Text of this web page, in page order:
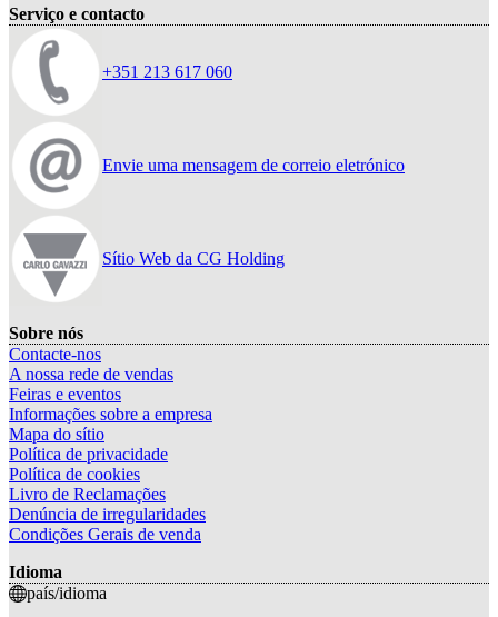
Serviço e contacto
+351 213 617 060
Envie uma mensagem de correio eletrónico
Sítio Web da CG Holding
Sobre nós
Contacte-nos
A nossa rede de vendas
Feiras e eventos
Informações sobre a empresa
Mapa do sítio
Política de privacidade
Política de cookies
Livro de Reclamações
Denúncia de irregularidades
Condições Gerais de venda
Idioma
país/idioma